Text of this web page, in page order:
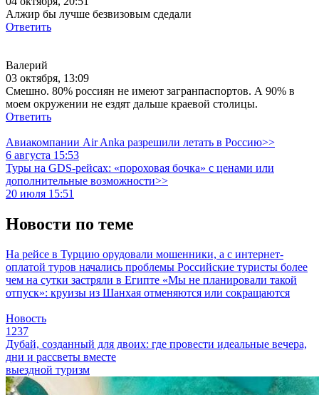
Алжир бы лучше безвизовым сдедали
Ответить
Валерий
03 октября, 13:09
Смешно. 80% россиян не имеют загранпаспортов. А 90% в
моем окружении не ездят дальше краевой столицы.
Ответить
Авиакомпании Air Anka разрешили летать в Россию>>
6 августа 15:53
Туры на GDS-рейсах: «пороховая бочка» с ценами или
дополнительные возможности>>
20 июля 15:51
Новости по теме
На рейсе в Турцию орудовали мошенники, а с интернет-
оплатой туров начались проблемы Российские туристы более
чем на сутки застряли в Египте «Мы не планировали такой
отпуск»: круизы из Шанхая отменяются или сокращаются
Новость
1237
Дубай, созданный для двоих: где провести идеальные вечера,
дни и рассветы вместе
выездной туризм